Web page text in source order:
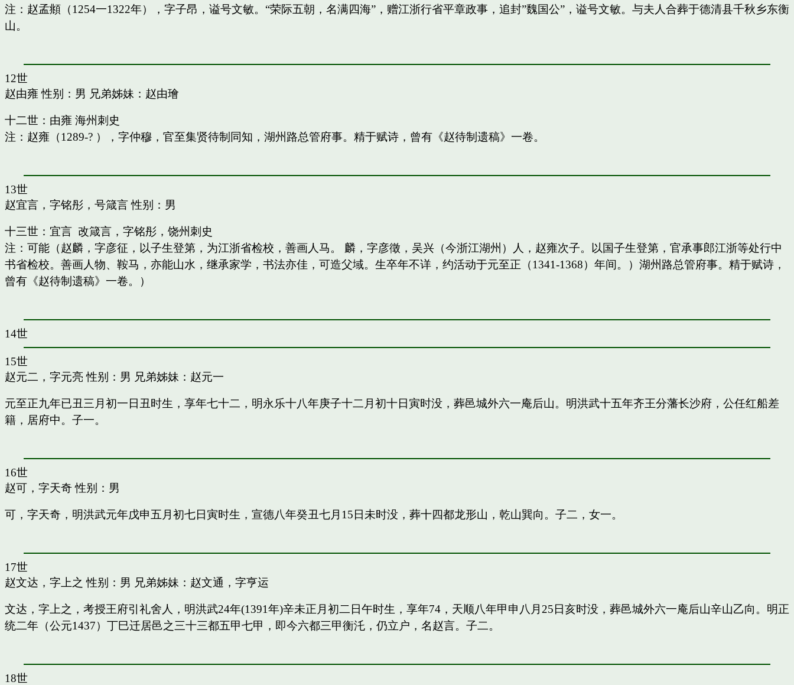
注：赵孟頫（1254一1322年），字子昂，谥号文敏。“荣际五朝，名满四海”，赠江浙行省平章政事，追封”魏国公”，谥号文敏。与夫人合葬于德清县千秋乡东衡
山。
12世
赵由雍 性别：男 兄弟姊妹： 赵由璯
十二世：由雍 海州刺史
注：赵雍（1289-? ），字仲穆，官至集贤待制同知，湖州路总管府事。精于赋诗，曾有《赵待制遗稿》一卷。
13世
赵宜言，字铭彤，号箴言性别：男
十三世：宜言 改箴言，字铭彤，饶州刺史
注：可能（赵麟，字彦征，以子生登第，为江浙省检校，善画人马。 麟，字彦徵，吴兴（今浙江湖州）人，赵雍次子。以国子生登第，官承事郎江浙等处行中
书省检校。善画人物、鞍马，亦能山水，继承家学，书法亦佳，可造父域。生卒年不详，约活动于元至正（1341-1368）年间。）湖州路总管府事。精于赋诗，
曾有《赵待制遗稿》一卷。）
14世
15世
赵元二，字元亮 性别：男 兄弟姊妹： 赵元一
元至正九年已丑三月初一日丑时生，享年七十二，明永乐十八年庚子十二月初十日寅时没，葬邑城外六一庵后山。明洪武十五年齐王分藩长沙府，公任红船差
籍，居府中。子一。
16世
赵可，字天奇性别：男
可，字天奇，明洪武元年戊申五月初七日寅时生，宣德八年癸丑七月15日未时没，葬十四都龙形山，乾山巽向。子二，女一。
17世
赵文达，字上之 性别：男 兄弟姊妹： 赵文通，字亨运
文达，字上之，考授王府引礼舍人，明洪武24年(1391年)辛未正月初二日午时生，享年74，天顺八年甲申八月25日亥时没，葬邑城外六一庵后山辛山乙向。明正
统二年（公元1437）丁巳迁居邑之三十三都五甲七甲，即今六都三甲衡汑，仍立户，名赵言。子二。
18世